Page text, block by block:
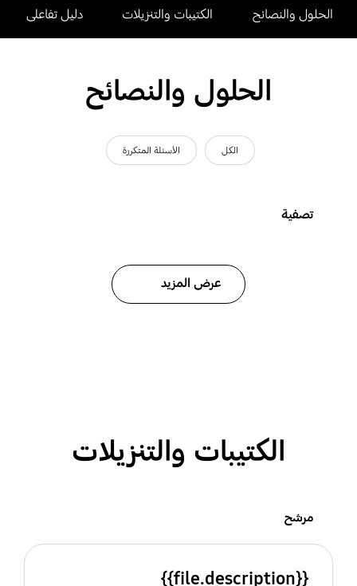
الحلول والنصائح الكتيبات والتنزيلات دليل تفاعلى
الحلول والنصائح
الكل الأسئلة المتكررة
تصفية
عرض المزيد
الكتيبات والتنزيلات
مرشح
{{file.description}}